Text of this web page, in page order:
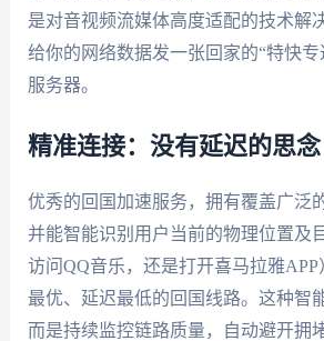
是对音视频流媒体高度适配的技术解
给你的网络数据发一张回家的“特快
服务器。
精准连接：没有延迟的思念
优秀的回国加速服务，拥有覆盖广泛
并能智能识别用户当前的物理位置及
访问QQ音乐，还是打开喜马拉雅
最优、延迟最低的回国线路。这种智
而是持续监控链路质量，自动避开拥